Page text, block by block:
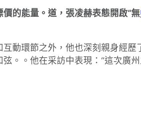
的能量。道，張凌赫表態開啟“無
動環節之外，他也深刻親身經歷
。。他在采訪中表現：“這次廣